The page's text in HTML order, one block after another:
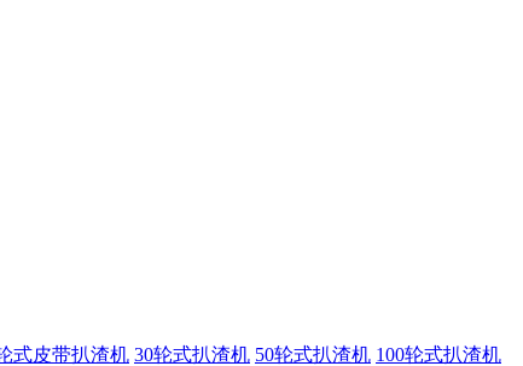
式皮带扒渣机 30轮式扒渣机 50轮式扒渣机 100轮式扒渣机